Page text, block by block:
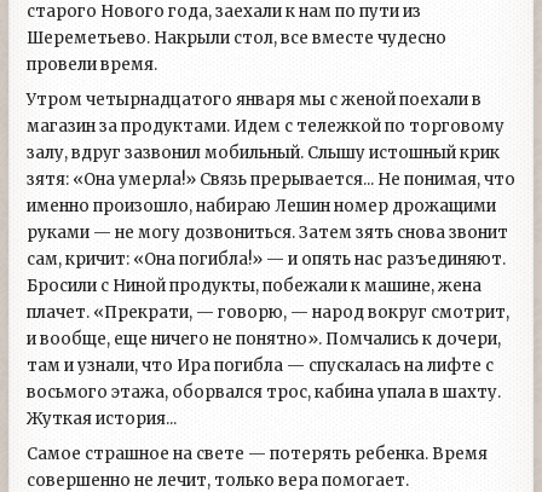
старого Нового года, заехали к нам по пути из
Шереметьево. Накрыли стол, все вместе чудесно
провели время.
Утром четырнадцатого января мы с женой поехали в
магазин за продуктами. Идем с тележкой по торговому
залу, вдруг зазвонил мобильный. Слышу истошный крик
зятя: «Она умерла!» Связь прерывается... Не понимая, что
именно произошло, набираю Лешин номер дрожащими
руками — не могу дозвониться. Затем зять снова звонит
сам, кричит: «Она погибла!» — и опять нас разъединяют.
Бросили с Ниной продукты, побежали к машине, жена
плачет. «Прекрати, — говорю, — народ вокруг смотрит,
и вообще, еще ничего не понятно». Помчались к дочери,
там и узнали, что Ира погибла — спускалась на лифте с
восьмого этажа, оборвался трос, кабина упала в шахту.
Жуткая история...
Самое страшное на свете — потерять ребенка. Время
совершенно не лечит, только вера помогает.